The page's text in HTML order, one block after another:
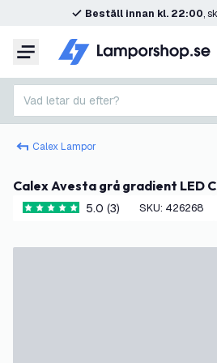
Beställ innan kl. 22:00,
Meny
Vad letar du efter?
Calex Lampor
Calex Avesta grå gradient LED
5 stjärnbetyg5.0 (3) SKU: 426268